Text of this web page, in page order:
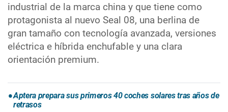
industrial de la marca china y que tiene como
protagonista al nuevo Seal 08, una berlina de
gran tamaño con tecnología avanzada, versiones
eléctrica e híbrida enchufable y una clara
orientación premium.
Aptera prepara sus primeros 40 coches solares tras años de
retrasos